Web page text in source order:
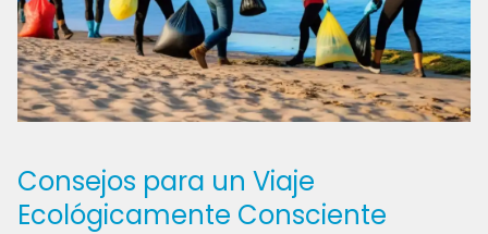
Consejos para un Viaje
Ecológicamente Consciente